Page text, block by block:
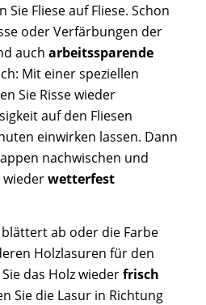
Sie Fliese auf Fliese. Schon
oder Verfärbungen der
auch arbeitssparende
Mit einer speziellen
Sie Risse wieder
auf den Fliesen
einwirken lassen. Dann
nachwischen und
wiederwetterfest
ab oder die Farbe
Holzlasuren für den
das Holz wiederfrisch
Sie die Lasur in Richtung